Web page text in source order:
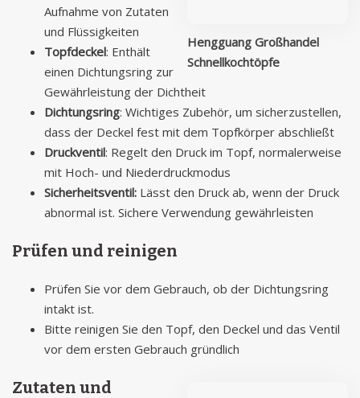
Hengguang Großhandel
Schnellkochtöpfe
Aufnahme von Zutaten
und Flüssigkeiten
Topfdeckel: Enthält
einen Dichtungsring zur
Gewährleistung der Dichtheit
Dichtungsring: Wichtiges Zubehör, um sicherzustellen,
dass der Deckel fest mit dem Topfkörper abschließt
Druckventil: Regelt den Druck im Topf, normalerweise
mit Hoch- und Niederdruckmodus
Sicherheitsventil: Lässt den Druck ab, wenn der Druck
abnormal ist. Sichere Verwendung gewährleisten
Prüfen und reinigen
Prüfen Sie vor dem Gebrauch, ob der Dichtungsring
intakt ist.
Bitte reinigen Sie den Topf, den Deckel und das Ventil
vor dem ersten Gebrauch gründlich
Zutaten und